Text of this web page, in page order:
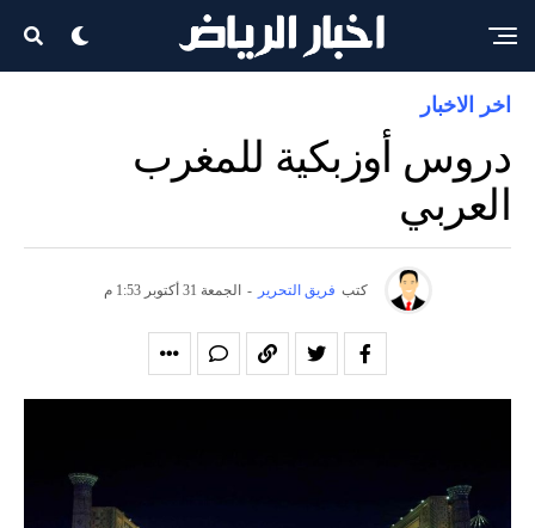
اخر الاخبار
دروس أوزبكية للمغرب
العربي
كتب فريق التحرير - الجمعة 31 أكتوبر 1:53 م